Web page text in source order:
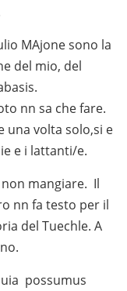
MAjone sono la
del mio, del
nn sa che fare.
una volta solo,si e
e i lattanti/e.
mangiare. Il
nn fa testo per il
del Tuechle. A
possumus